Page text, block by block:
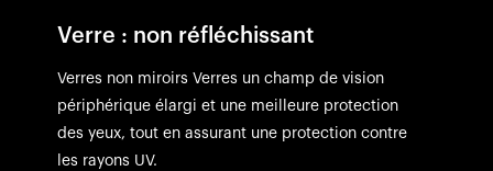
Verre : non réfléchissant
Verres non miroirs Verres un champ de vision
périphérique élargi et une meilleure protection
des yeux, tout en assurant une protection contre
les rayons UV.